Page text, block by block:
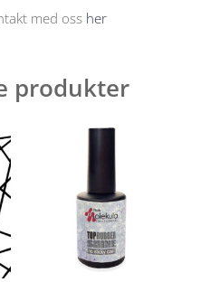
med oss her
produkter